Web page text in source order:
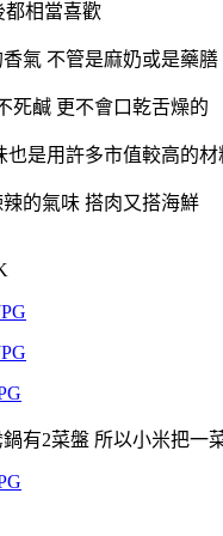
都相當喜歡
氣 不管是麻奶或是藥膳
死鹹 更不會口乾舌燥的
是用許多市值較高的
的氣味 搭肉又搭海鮮
有2菜盤 所以小米把一